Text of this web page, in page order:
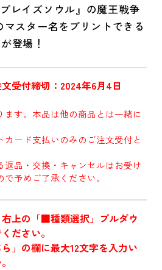
レイズソウル』の魔王戦争
スター名をプリントできる
登場！
受付締切：2024年6月4日
す。本品は他の商品とは一緒に
ード支払いのみのご注文受付と
品・交換・キャンセルはお受け
予めご了承ください。
上の「■種類選択」プルダウ
ださい。
」の欄に最大12文字を入力い